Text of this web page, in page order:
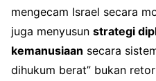
mengecam Israel secara
juga menyusun strategi
kemanusiaan secara
dihukum berat” bukan